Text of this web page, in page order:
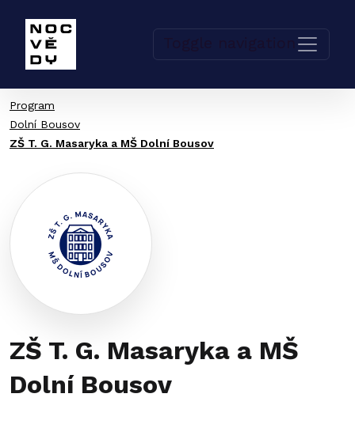
Program
Dolní Bousov
ZŠ T. G. Masaryka a MŠ Dolní Bousov
ZŠ T. G. Masaryka a MŠ
Dolní Bousov